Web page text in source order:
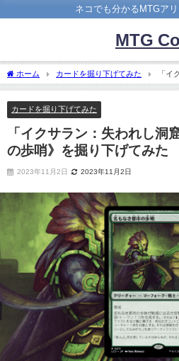
ネコでも分かるMTGア
MTG
ホーム カードを掘り下げてみた
「イ
き都市の歩哨》を掘り下げてみた
カードを掘り下げてみた
「イクサラン：失われし洞
の歩哨》を掘り下げてみた
2023年11月2日 2023年11月2日